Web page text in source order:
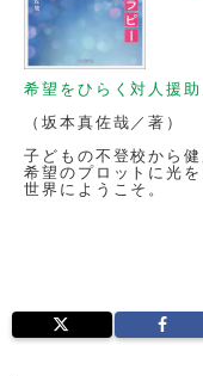
希望をひらく対人援助
（坂本真佐哉／著）
子どもの不登校から
希望のプロットに光
世界にようこそ。